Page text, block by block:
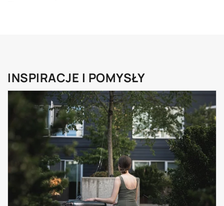
INSPIRACJE I POMYSŁY